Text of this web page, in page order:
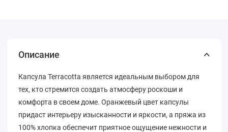
Описание
Капсула Terracotta является идеальным выбором для
тех, кто стремится создать атмосферу роскоши и
комфорта в своем доме. Оранжевый цвет капсулы
придаст интерьеру изысканности и яркости, а пряжа из
100% хлопка обеспечит приятное ощущение нежности и